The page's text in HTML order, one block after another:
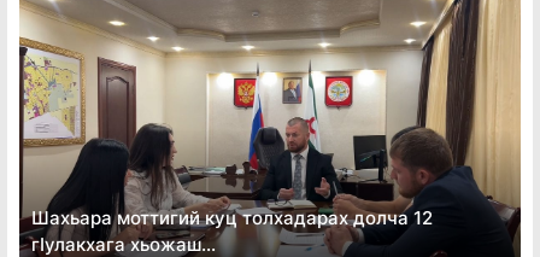
Шахьара моттигий куц толхадарах долча 12
гӏулакхага хьожаш...